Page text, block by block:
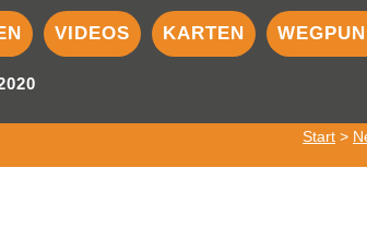
VIDEOS KARTEN
Start >